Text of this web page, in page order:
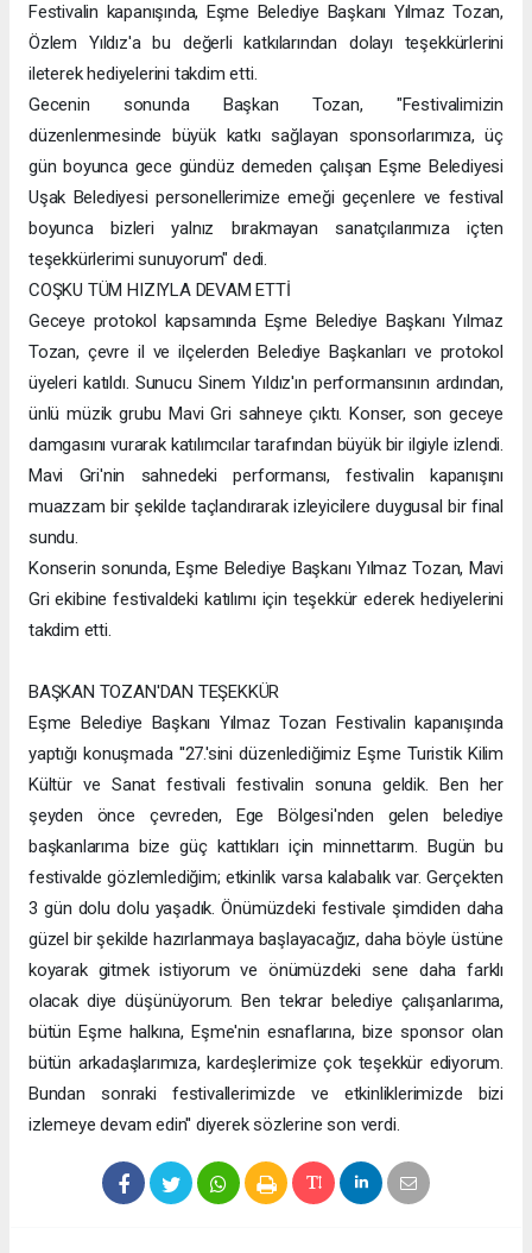
Festivalin kapanışında, Eşme Belediye Başkanı Yılmaz Tozan,
Özlem Yıldız'a bu değerli katkılarından dolayı teşekkürlerini
ileterek hediyelerini takdim etti.
Gecenin sonunda Başkan Tozan, "Festivalimizin
düzenlenmesinde büyük katkı sağlayan sponsorlarımıza, üç
gün boyunca gece gündüz demeden çalışan Eşme Belediyesi
Uşak Belediyesi personellerimize emeği geçenlere ve festival
boyunca bizleri yalnız bırakmayan sanatçılarımıza içten
teşekkürlerimi sunuyorum" dedi.
COŞKU TÜM HIZIYLA DEVAM ETTİ
Geceye protokol kapsamında Eşme Belediye Başkanı Yılmaz
Tozan, çevre il ve ilçelerden Belediye Başkanları ve protokol
üyeleri katıldı. Sunucu Sinem Yıldız'ın performansının ardından,
ünlü müzik grubu Mavi Gri sahneye çıktı. Konser, son geceye
damgasını vurarak katılımcılar tarafından büyük bir ilgiyle izlendi.
Mavi Gri'nin sahnedeki performansı, festivalin kapanışını
muazzam bir şekilde taçlandırarak izleyicilere duygusal bir final
sundu.
Konserin sonunda, Eşme Belediye Başkanı Yılmaz Tozan, Mavi
Gri ekibine festivaldeki katılımı için teşekkür ederek hediyelerini
takdim etti.
BAŞKAN TOZAN'DAN TEŞEKKÜR
Eşme Belediye Başkanı Yılmaz Tozan Festivalin kapanışında
yaptığı konuşmada ''27.'sini düzenlediğimiz Eşme Turistik Kilim
Kültür ve Sanat festivali festivalin sonuna geldik. Ben her
şeyden önce çevreden, Ege Bölgesi'nden gelen belediye
başkanlarıma bize güç kattıkları için minnettarım. Bugün bu
festivalde gözlemlediğim; etkinlik varsa kalabalık var. Gerçekten
3 gün dolu dolu yaşadık. Önümüzdeki festivale şimdiden daha
güzel bir şekilde hazırlanmaya başlayacağız, daha böyle üstüne
koyarak gitmek istiyorum ve önümüzdeki sene daha farklı
olacak diye düşünüyorum. Ben tekrar belediye çalışanlarıma,
bütün Eşme halkına, Eşme'nin esnaflarına, bize sponsor olan
bütün arkadaşlarımıza, kardeşlerimize çok teşekkür ediyorum.
Bundan sonraki festivallerimizde ve etkinliklerimizde bizi
izlemeye devam edin'' diyerek sözlerine son verdi.